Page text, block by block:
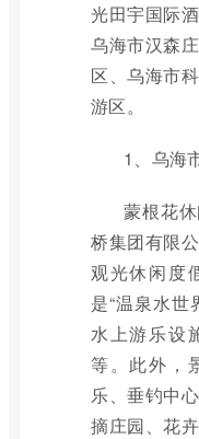
光田宇国际
乌海市汉森
区、乌海市
游区。
1、乌海
蒙根花
桥集团有限
观光休闲度
是“温泉水世
水上游乐设
等。此外，
乐、垂钓中
摘庄园、花